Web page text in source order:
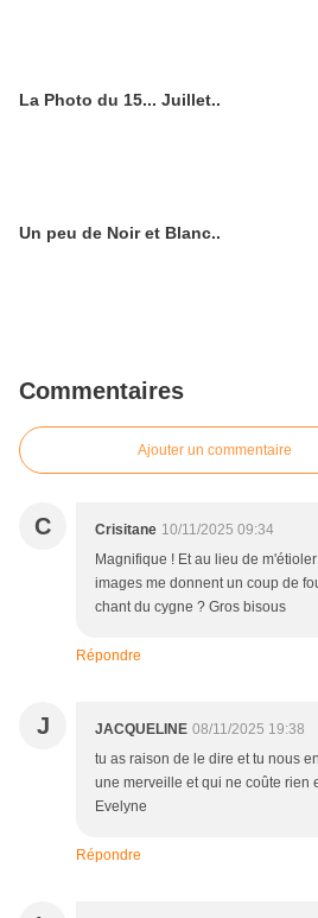
La Photo du 15... Juillet..
Un peu de Noir et Blanc..
Commentaires
Ajouter un commentaire
C Crisitane 10/11/2025 09:34
Magnifique ! Et au lieu de
images me donnent un coup de
chant du cygne ? Gros bisous
Répondre
J JACQUELINE 08/11/2025 19:38
tu as raison de le dire et tu nous
une merveille et qui ne coûte rien
Evelyne
Répondre